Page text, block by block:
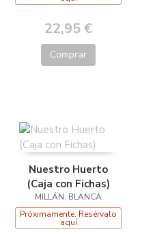
22,95 €
Comprar
Nuestro Huerto
(Caja con Fichas)
MILLÁN, BLANCA
Próximamente. Resérvalo
aquí